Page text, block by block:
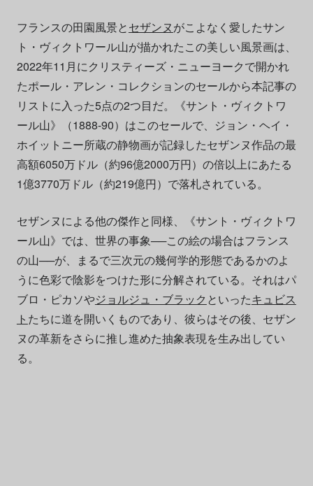
フランスの田園風景とセザンヌがこよなく愛したサン
ト・ヴィクトワール山が描かれたこの美しい風景画は、
2022年11月にクリスティーズ・ニューヨークで開かれ
たポール・アレン・コレクションのセールから本記事の
リストに入った5点の2つ目だ。《サント・ヴィクトワ
ール山》（1888-90）はこのセールで、ジョン・ヘイ・
ホイットニー所蔵の静物画が記録したセザンヌ作品の最
高額6050万ドル（約96億2000万円）の倍以上にあたる
1億3770万ドル（約219億円）で落札されている。
セザンヌによる他の傑作と同様、《サント・ヴィクトワ
ール山》では、世界の事象──この絵の場合はフランス
の山──が、まるで三次元の幾何学的形態であるかのよ
うに色彩で陰影をつけた形に分解されている。それはパ
ブロ・ピカソやジョルジュ・ブラック といったキュビス
ト たちに道を開いくものであり、彼らはその後、セザン
ヌの革新をさらに推し進めた抽象表現を生み出してい
る。